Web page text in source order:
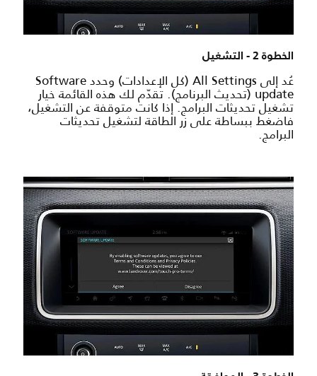
الخطوة 2 - التشغيل
عُد إلى All Settings (كل الإعدادات) وحدد Software
update (تحديث البرنامج). تقدّم لك هذه القائمة خيار
تشغيل تحديثات البرامج. إذا كانت متوقفة عن التشغيل،
فاضغط ببساطة على زر الطاقة لتشغيل تحديثات
البرامج.